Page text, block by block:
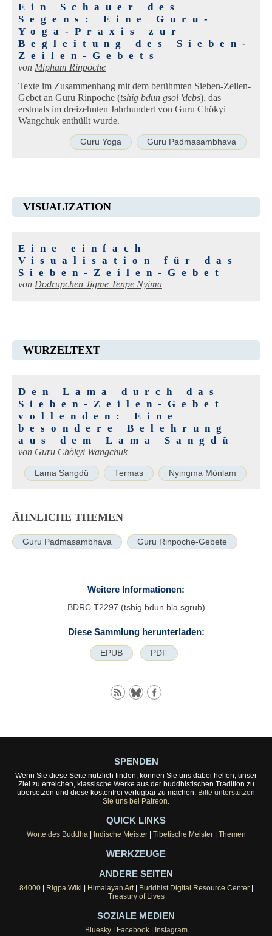
Ein Schauer des
Segens: Eine Guru-
Yoga-Praxis zur
Begleitung des Sieben-
Zeilen-Gebets
von Mipham Rinpoche
Texte im Zusammenhang mit dem berühmten Sieben-Zeilen-
Gebet an Guru Rinpoche (tshig bdun gsol 'debs), das
erstmals im dreizehnten Jahrhundert von Guru Chökyi
Wangchuk enthüllt wurde.
Guru Yoga Guru Padmasambhava
VISUALIZATION
Eine einfach
Visualisation für das
Sieben-Zeilen-Gebet
von Dodrupchen Jigme Tenpe Nyima
WURZELTEXT
Den Lama durch das
Sieben-Zeilen-Gebet
vollenden: Eine
besondere Belehrung
aus dem Lama Sangdü
von Guru Chökyi Wangchuk
Lama Sangdü Termas Nyingma Mönlam
ÄHNLICHE THEMEN
Guru Padmasambhava Guru Rinpoche-Gebete
Weitere Informationen:
BDRC T2297 (tshig bdun bla sgrub)
Diese Sammlung herunterladen:
EPUB PDF
SPENDEN
Wenn Sie diese Seite nützlich finden, können Sie uns dabei helfen, unser
Ziel zu erreichen, klassische Werke aus der buddhistischen Tradition zu
übersetzen und diese kostenfrei verfügbar zu machen. Bitte unterstützen
Sie uns bei Patreon.
QUICK LINKS
Worte des Buddha| Indische Meister| Tibetische Meister| Themen
WERKZEUGE
ANDERE SEITEN
84000| Rigpa Wiki | Himalayan Art| Buddhist Digital Resource Center|
Treasury of Lives
SOZIALE MEDIEN
Bluesky| Facebook| Instagram